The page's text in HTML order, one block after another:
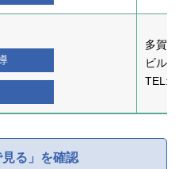
多賀
ビル
TEL:
見る」を確認